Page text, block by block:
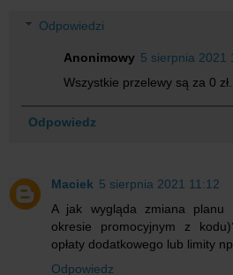
Odpowiedzi
Anonimowy 5 sierpnia 2021
Wszystkie przelewy są za 0 zł.
Odpowiedz
Maciek 5 sierpnia 2021 11:12
A jak wygląda zmiana
okresie promocyjnym z
opłaty dodatkowego lub limity
Odpowiedz